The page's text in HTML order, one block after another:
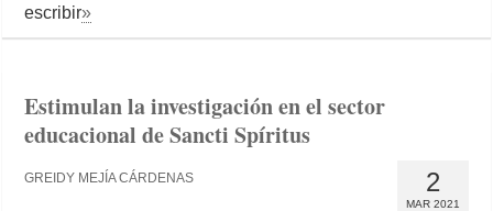
escribir»
Estimulan la investigación en el sector
educacional de Sancti Spíritus
2
MAR 2021
GREIDY MEJÍA CÁRDENAS